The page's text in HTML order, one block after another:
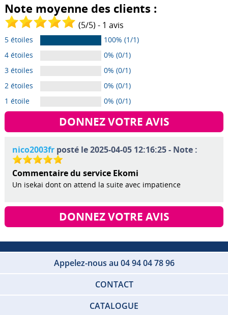
Note moyenne des clients :
(5/5) - 1 avis
5 étoiles
100% (1/1)
4 étoiles
0% (0/1)
3 étoiles
0% (0/1)
2 étoiles
0% (0/1)
1 étoile
0% (0/1)
DONNEZ VOTRE AVIS
nico2003frposté le 2025-04-05 12:16:25 - Note :
Commentaire du service Ekomi
Un isekai dont on attend la suite avec impatience
DONNEZ VOTRE AVIS
Appelez-nous au 04 94 04 78 96
CONTACT
CATALOGUE